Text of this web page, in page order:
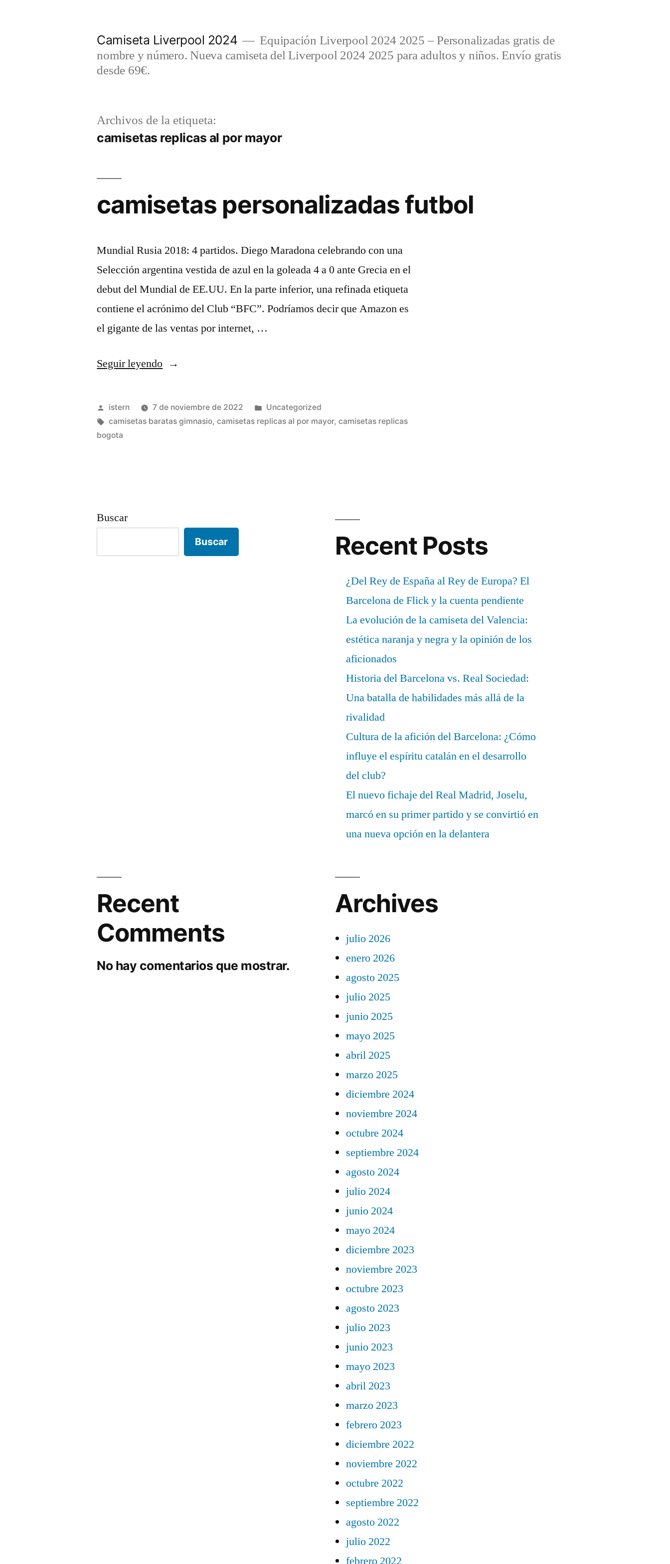
Camiseta Liverpool 2024
Equipación Liverpool 2024 2025 – Personalizadas gratis de
nombre y número. Nueva camiseta del Liverpool 2024 2025 para adultos y niños. Envío gratis
desde 69€.
Archivos de la etiqueta:
camisetas replicas al por mayor
camisetas personalizadas futbol
Mundial Rusia 2018: 4 partidos. Diego Maradona celebrando con una
Selección argentina vestida de azul en la goleada 4 a 0 ante Grecia en el
debut del Mundial de EE.UU. En la parte inferior, una refinada etiqueta
contiene el acrónimo del Club “BFC”. Podríamos decir que Amazon es
el gigante de las ventas por internet, …
Seguir leyendo«camisetas
futbol»
Publicado
por
istern 7 de noviembre de 2022
Publicado
en
Uncategorized
Etiquetas:
camisetas baratas gimnasio,camisetas replicas al por mayor,camisetas replicas
bogota
Buscar
Buscar Recent Posts
¿Del Rey de España al Rey de Europa? El
Barcelona de Flick y la cuenta pendiente
La evolución de la camiseta del Valencia:
estética naranja y negra y la opinión de los
aficionados
Historia del Barcelona vs. Real Sociedad:
Una batalla de habilidades más allá de la
rivalidad
Cultura de la afición del Barcelona: ¿Cómo
influye el espíritu catalán en el desarrollo
del club?
El nuevo fichaje del Real Madrid, Joselu,
marcó en su primer partido y se convirtió en
una nueva opción en la delantera
Recent
Comments
No hay comentarios que mostrar.
Archives
julio 2026
enero 2026
agosto 2025
julio 2025
junio 2025
mayo 2025
abril 2025
marzo 2025
diciembre 2024
noviembre 2024
octubre 2024
septiembre 2024
agosto 2024
julio 2024
junio 2024
mayo 2024
diciembre 2023
noviembre 2023
octubre 2023
agosto 2023
julio 2023
junio 2023
mayo 2023
abril 2023
marzo 2023
febrero 2023
diciembre 2022
noviembre 2022
octubre 2022
septiembre 2022
agosto 2022
julio 2022
febrero 2022